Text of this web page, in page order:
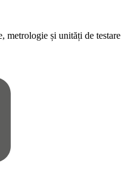
metrologie și unități de testare